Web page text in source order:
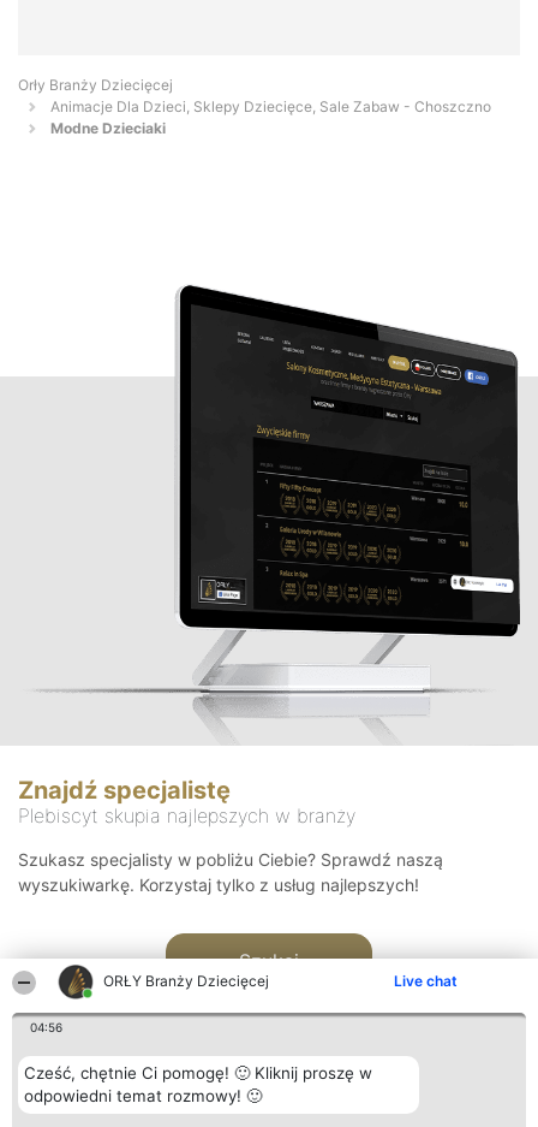
ORŁY Branży Dziecięcej Live chat
04:56
Cześć, chętnie Ci pomogę! 🙂 Kliknij proszę w
odpowiedni temat rozmowy! 🙂
Orły Branży Dziecięcej
Animacje Dla Dzieci, Sklepy Dziecięce, Sale Zabaw - Choszczno
Modne Dzieciaki
Znajdź specjalistę
Plebiscyt skupia najlepszych w branży
Szukasz specjalisty w pobliżu Ciebie? Sprawdź naszą
wyszukiwarkę. Korzystaj tylko z usług najlepszych!
Szukaj